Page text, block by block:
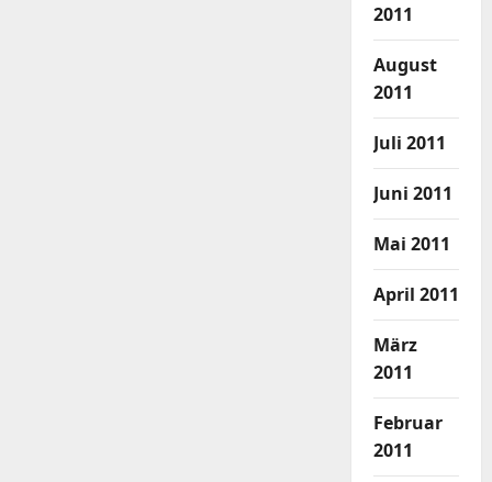
2011
August
2011
Juli 2011
Juni 2011
Mai 2011
April 2011
März
2011
Februar
2011